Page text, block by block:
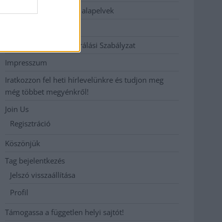
Etikai és függetlenségi alapelvek
Hozzászólási és Moderálási Szabályzat
Impresszum
Iratkozzon fel heti hírlevelünkre és tudjon meg
még többet megyénkről!
Join Us
Regisztráció
Köszönjük
Tag bejelentkezés
Jelszó visszaállítása
Profil
Támogassa a független helyi sajtót!